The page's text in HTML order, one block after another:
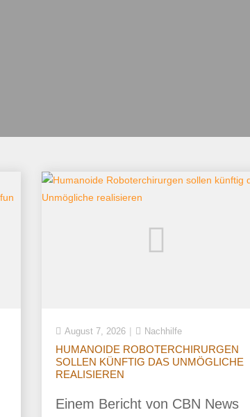
August 7, 2026 Nachhilfe
HUMANOIDE ROBOTERCHIRURGEN
SOLLEN KÜNFTIG DAS UNMÖGLICHE
REALISIEREN
Einem Bericht von CBN News